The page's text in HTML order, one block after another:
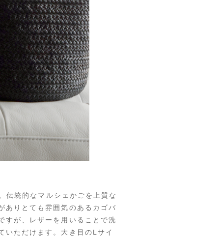
統的なマルシェかごを上質な
ありとても雰囲気のあるカゴバ
すが、レザーを用いることで洗
いただけます。大き目のLサイ